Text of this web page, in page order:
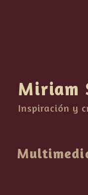
Miriam
Inspiración y